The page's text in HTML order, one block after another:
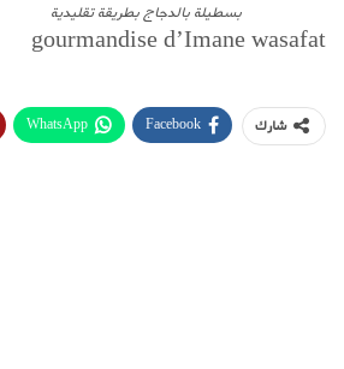
بسطيلة بالدجاج بطريقة تقليدية
gourmandise d’Imane wasafat
شارك Facebook
WhatsApp